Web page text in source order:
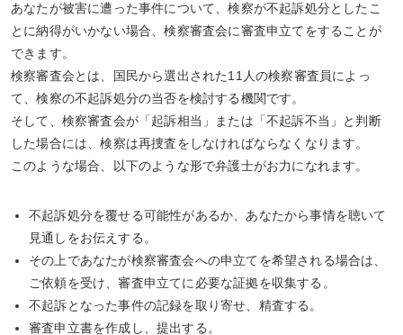
あなたが被害に遭った事件について、検察が不起訴処分としたこ
とに納得がいかない場合、検察審査会に審査申立てをすることが
できます。
検察審査会とは、国民から選出された11人の検察審査員によっ
て、検察の不起訴処分の当否を検討する機関です。
そして、検察審査会が「起訴相当」または「不起訴不当」と判断
した場合には、検察は再捜査をしなければならなくなります。
このような場合、以下のような形で弁護士がお力になれます。
不起訴処分を覆せる可能性があるか、あなたから事情を聴いて
見通しをお伝えする。
その上であなたが検察審査会への申立てを希望される場合は、
ご依頼を受け、審査申立てに必要な証拠を収集する。
不起訴となった事件の記録を取り寄せ、精査する。
審査申立書を作成し、提出する。